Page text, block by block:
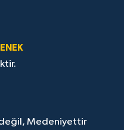
değil, Medeniyettir